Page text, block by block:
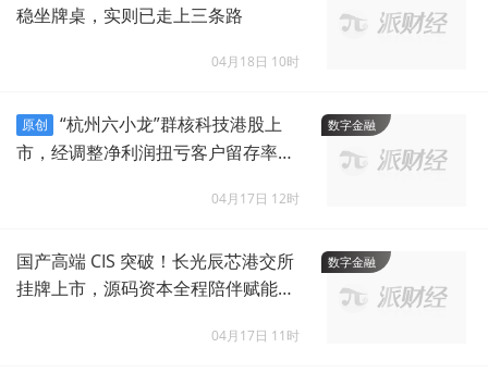
稳坐牌桌，实则已走上三条路
04月18日 10时
数字金融
原创
“杭州六小龙”群核科技港股上
市，经调整净利润扭亏客户留存率跌
04月17日 12时
数字金融
国产高端 CIS 突破！长光辰芯港交所
挂牌上市，源码资本全程陪伴赋能硬
04月17日 11时